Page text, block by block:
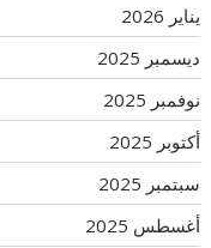
يناير 2026
ديسمبر 2025
نوفمبر 2025
أكتوبر 2025
سبتمبر 2025
أغسطس 2025